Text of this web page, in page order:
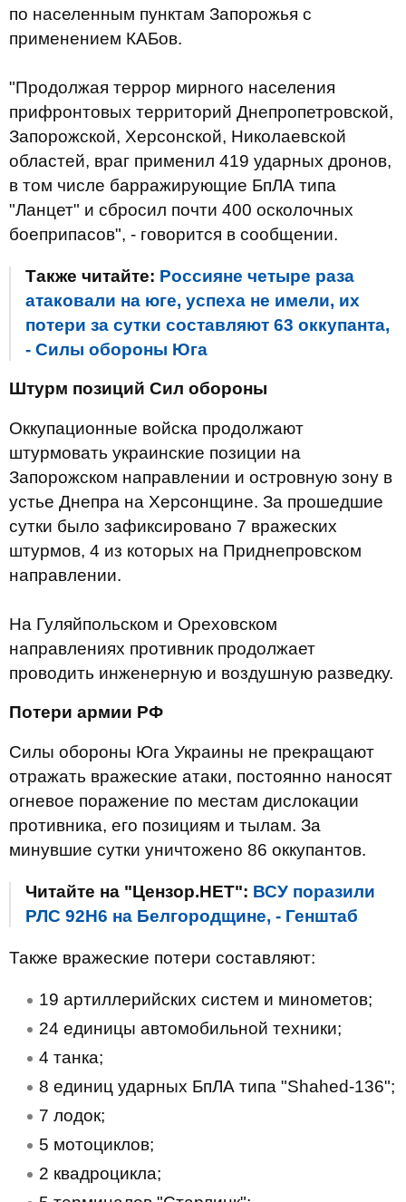
по населенным пунктам Запорожья с
применением КАБов.
"Продолжая террор мирного населения
прифронтовых территорий Днепропетровской,
Запорожской, Херсонской, Николаевской
областей, враг применил 419 ударных дронов,
в том числе барражирующие БпЛА типа
"Ланцет" и сбросил почти 400 осколочных
боеприпасов", - говорится в сообщении.
Также читайте: Россияне четыре раза
атаковали на юге, успеха не имели, их
потери за сутки составляют 63 оккупанта,
- Силы обороны Юга
Штурм позиций Сил обороны
Оккупационные войска продолжают
штурмовать украинские позиции на
Запорожском направлении и островную зону в
устье Днепра на Херсонщине. За прошедшие
сутки было зафиксировано 7 вражеских
штурмов, 4 из которых на Приднепровском
направлении.
На Гуляйпольском и Ореховском
направлениях противник продолжает
проводить инженерную и воздушную разведку.
Потери армии РФ
Силы обороны Юга Украины не прекращают
отражать вражеские атаки, постоянно наносят
огневое поражение по местам дислокации
противника, его позициям и тылам. За
минувшие сутки уничтожено 86 оккупантов.
Читайте на "Цензор.НЕТ": ВСУ поразили
РЛС 92Н6 на Белгородщине, - Генштаб
Также вражеские потери составляют:
19 артиллерийских систем и минометов;
24 единицы автомобильной техники;
4 танка;
8 единиц ударных БпЛА типа "Shahed-136";
7 лодок;
5 мотоциклов;
2 квадроцикла;